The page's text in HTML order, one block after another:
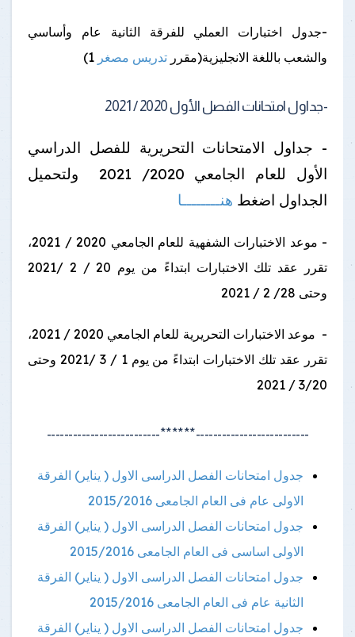
-جدول اختبارات العملي للفرقة الثانية عام وأساسي
والشعب باللغة الانجليزية(مقرر تدريس مصغر
-جداول امتحانات الفصل الأول 2020 / 2021
- جداول الامتحانات التحريرية للفصل الدراسي
الأول للعام الجامعي 2020/ 2021 ولتحميل
الجداول اضغط هنــــــــا
- موعد الاختبارات الشفهية للعام الجامعي 2020 / 2021،
تقرر عقد تلك الاختبارات ابتداءً من يوم 20 / 2 /2021
وحتى 28/ 2 / 2021
- موعد الاختبارات التحريرية للعام الجامعي 2020 / 2021،
تقرر عقد تلك الاختبارات ابتداءً من يوم 1 / 3 /2021 وحتى
3/20 / 2021
--------------------------******--------------------------
جدول امتحانات الفصل الدراسى الاول ( يناير) الفرقة
الاولى عام فى العام الجامعى 2015/2016
جدول امتحانات الفصل الدراسى الاول ( يناير) الفرقة
الاولى اساسى فى العام الجامعى 2015/2016
جدول امتحانات الفصل الدراسى الاول ( يناير) الفرقة
الثانية عام فى العام الجامعى 2015/2016
جدول امتحانات الفصل الدراسى الاول ( يناير) الفرقة